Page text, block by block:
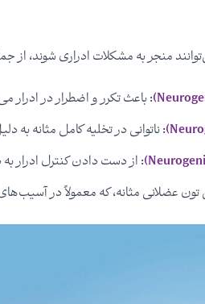
منجر به مشکلات ادراری شوند، از
: باعث تکرر و اضطرار در ادرار
: ناتوانی در تخلیه کامل مثانه به
: از دست دادن کنترل ادرار
عضلانی مثانه، که معمولاً در